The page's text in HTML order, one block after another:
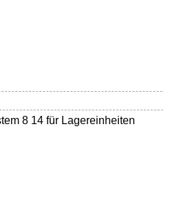
8 14 für Lagereinheiten